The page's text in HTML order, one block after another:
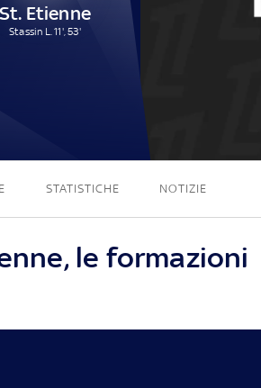
St. Etienne
Stassin L. 11', 53'
STATISTICHE NOTIZIE
le formazioni